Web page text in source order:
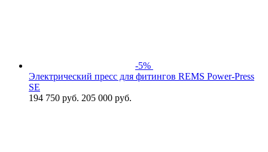
-5%
Электрический пресс для фитингов REMS Power-Press
SE
194 750 руб. 205 000 руб.